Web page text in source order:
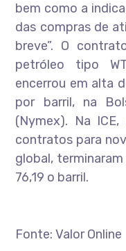
bem como a
das compras de
breve”. O
petróleo tipo
encerrou em alta
por barril, na
(Nymex). Na
contratos para
global, terminaram
76,19 o barril.
Fonte: Valor Online